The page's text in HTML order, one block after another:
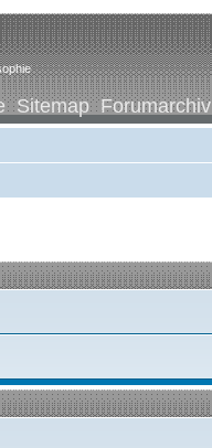
Sitemap Forumarchiv